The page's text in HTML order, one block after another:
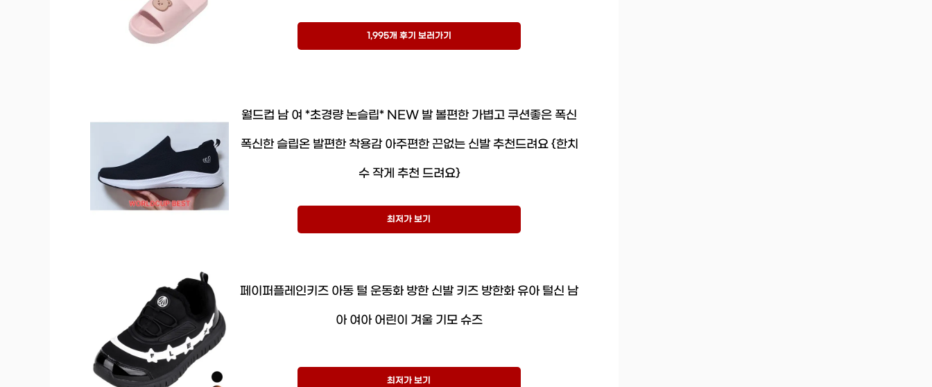
1,995개 후기 보러가기
월드컵 남 여 *초경량 논슬립* NEW 발 볼편한 가볍고 쿠션좋은 폭신
폭신한 슬립온 발편한 착용감 아주편한 끈없는 신발 추천드려요 {한치
수 작게 추천 드려요}
최저가 보기
페이퍼플레인키즈 아동 털 운동화 방한 신발 키즈 방한화 유아 털신 남
아 여아 어린이 겨울 기모 슈즈
최저가 보기